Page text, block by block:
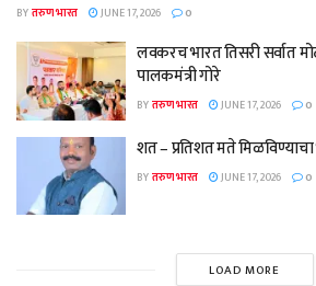
BYतरुण भारत JUNE 17, 2026 0
लवकरच भारत तिसरी सर्वात
पालकमंत्री गोरे
BYतरुण भारत JUNE 17, 2026 0
शत – प्रतिशत मते मिळविण्याचा
BYतरुण भारत JUNE 17, 2026 0
LOAD MORE